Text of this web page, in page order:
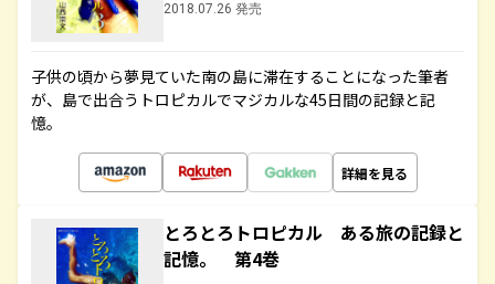
2018.07.26 発売
子供の頃から夢見ていた南の島に滞在することになった筆者
が、島で出合うトロピカルでマジカルな45日間の記録と記
憶。
詳細を見る
とろとろトロピカル ある旅の記録と
記憶。 第4巻